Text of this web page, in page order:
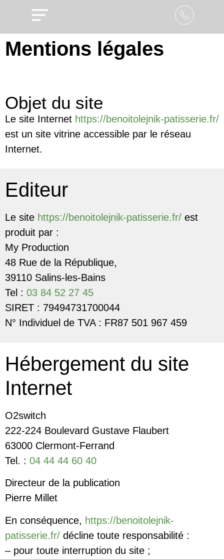
Mentions légales
Objet du site
Le site Internet https://benoitolejnik-patisserie.fr/
est un site vitrine accessible par le réseau
Internet.
Editeur
Le site https://benoitolejnik-patisserie.fr/ est
produit par :
My Production
48 Rue de la République,
39110 Salins-les-Bains
Tel : 03 84 52 27 45
SIRET : 79494731700044
N° Individuel de TVA : FR87 501 967 459
Hébergement du site
Internet
O2switch
222-224 Boulevard Gustave Flaubert
63000 Clermont-Ferrand
Tel. : 04 44 44 60 40
Directeur de la publication
Pierre Millet
En conséquence, https://benoitolejnik-
patisserie.fr/ décline toute responsabilité :
– pour toute interruption du site ;